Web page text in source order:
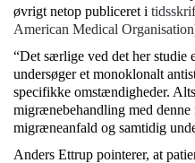
øvrigt netop publiceret i
American Medical
“Det særlige ved det her studie
undersøger et monoklonalt
specifikke omstændigheder.
migrænebehandling med denne
migræneanfald og samtidig
Anders Ettrup pointerer, at